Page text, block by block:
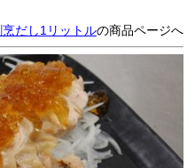
だし1リットルの商品ページへ